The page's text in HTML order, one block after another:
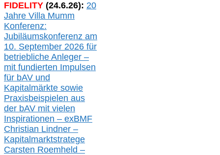
FIDELITY (24.6.26): 20
Jahre Villa Mumm
Konferenz:
Jubiläumskonferenz am
10. September 2026 für
betriebliche Anleger –
mit fundierten Impulsen
für bAV und
Kapitalmärkte sowie
Praxisbeispielen aus
der bAV mit vielen
Inspirationen – exBMF
Christian Lindner –
Kapitalmarktstratege
Carsten Roemheld –